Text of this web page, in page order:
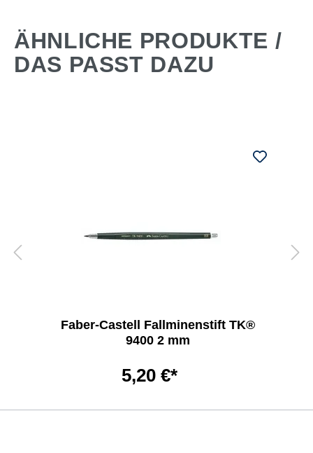
ÄHNLICHE PRODUKTE /
DAS PASST DAZU
Faber-Castell Fallminenstift TK®
9400 2 mm
5,20 €*